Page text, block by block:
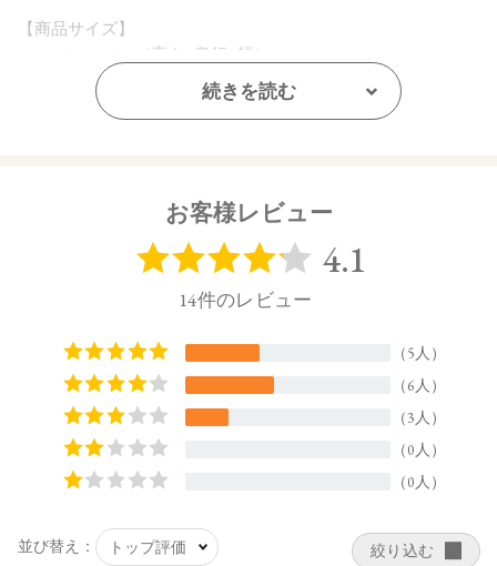
【商品サイズ】
72㎜×21㎜×71㎜（高さ×奥行×幅）
【全成分】
ル／フィトステリル） 、イソステアリン酸デキストリン、ダ
チル／ステアリル／ベヘニル）、オプンチアフィクスインジ
ン酸２Ｋ、グリチルレチン酸ステアリル、パンテノール、ヒ
ーズマリー葉エキス、ヒマワリ種子油、オウゴン根エキス、
カンゾウ根エキス、アルニカ花エキス、ホホバ種子油、トコ
フェロール、カルナウバロウ、ジメチコン、水酸化Ａｌ、Ｂ
Ｇ、水 、マイカ、ホウケイ酸（Ｃａ／Ａｌ） 、酸化チタン、
グンジョウ、酸化鉄
日本
続きを読む
お客様レビュー